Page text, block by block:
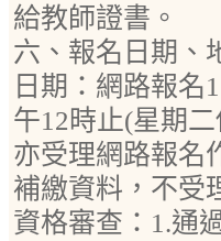
給教師證書。
六、報名日期、
日期：網路報名
午12時止(星期
亦受理網路報名
補繳資料，不受
資格審查：1.通